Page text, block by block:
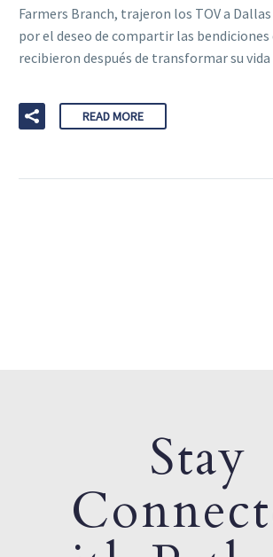
Farmers Branch, trajeron los TOV a
por el deseo de compartir las bendiciones
recibieron después de transformar su vida
READ MORE
Stay